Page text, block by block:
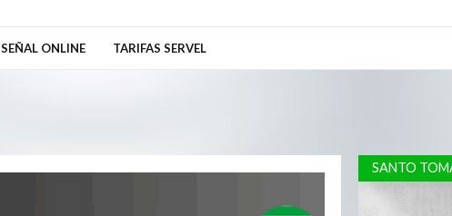
SEÑAL ONLINE TARIFAS SERVEL
SANTO